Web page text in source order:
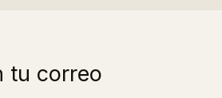
tu correo